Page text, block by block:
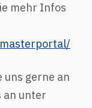
mehr Infos
uns gerne an
an unter